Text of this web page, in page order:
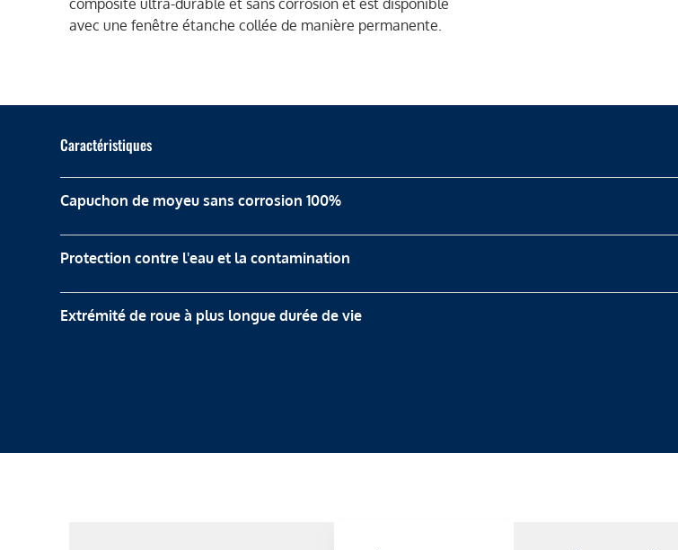
composite ultra-durable et sans corrosion et est disponible
avec une fenêtre étanche collée de manière permanente.
Caractéristiques
Capuchon de moyeu sans corrosion 100%
Protection contre l'eau et la contamination
Extrémité de roue à plus longue durée de vie